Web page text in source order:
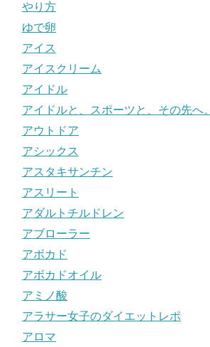
やり方
ゆで卵
アイス
アイスクリーム
アイドル
アイドルと、スポーツと、その先へ。
アウトドア
アシックス
アスタキサンチン
アスリート
アダルトチルドレン
アブローラー
アボカド
アボカドオイル
アミノ酸
アラサー女子のダイエットレポ
アロマ